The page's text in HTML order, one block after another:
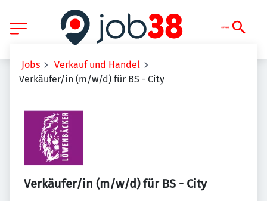
Jobs
Verkauf und Handel
Verkäufer/in (m/w/d) für BS - City
Verkäufer/in (m/w/d) für BS - City